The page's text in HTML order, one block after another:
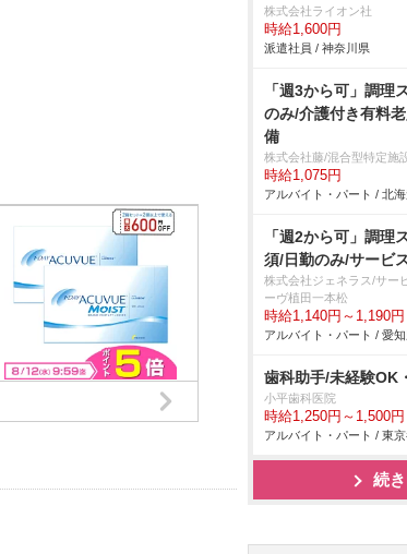
株式会社ライオン社
時給1,600円
派遣社員 / 神奈川県
「週3から可」調理
のみ/介護付き有料
備
株式会社藤/混合型特定施
時給1,075円
アルバイト・パート / 北海
「週2から可」調理
須/日勤のみ/サービ
株式会社ジェネラス/サー
ーヴ植田一本松
時給1,140円～1,190円
アルバイト・パート / 愛
歯科助手/未経験OK
小平歯科医院
時給1,250円～1,500円
アルバイト・パート / 東
続